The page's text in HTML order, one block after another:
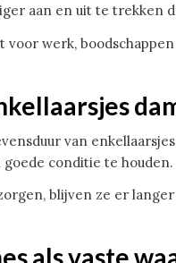
aan en uit te trekken
voor werk,
van
conditie te houden.
blijven ze er